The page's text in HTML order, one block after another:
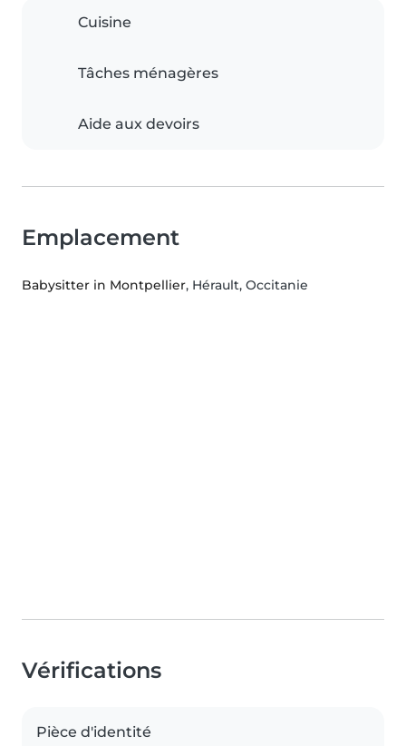
Cuisine
Tâches ménagères
Aide aux devoirs
Emplacement
Babysitter in Montpellier, Hérault, Occitanie
Vérifications
Pièce d'identité